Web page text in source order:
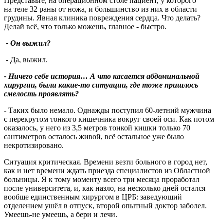
на теле 32 раны от ножа, и большинство из них в области
грудины. Явная клиника повреждения сердца. Что делать?
Делай всё, что только можешь, главное - быстро.
- Он выжил?
- Да, выжил.
- Ничего себе история… А что касается абдоминальной
хирургии, были какие-то ситуации, где тоже пришлось
смелость проявлять?
- Таких было немало. Однажды поступил 60-летний мужчина
с перекрутом тонкого кишечника вокруг своей оси. Как потом
оказалось, у него из 3,5 метров тонкой кишки только 70
сантиметров осталось живой, всё остальное уже было
некротизировано.
Ситуация критическая. Времени везти больного в город нет,
как и нет времени ждать приезда специалистов из Областной
больницы. Я к тому моменту всего три месяца проработал
после университета, и, как назло, на несколько дней остался
вообще единственным хирургом в ЦРБ: заведующий
отделением ушёл в отпуск, второй опытный доктор заболел.
Умеешь-не умеешь, а бери и лечи.